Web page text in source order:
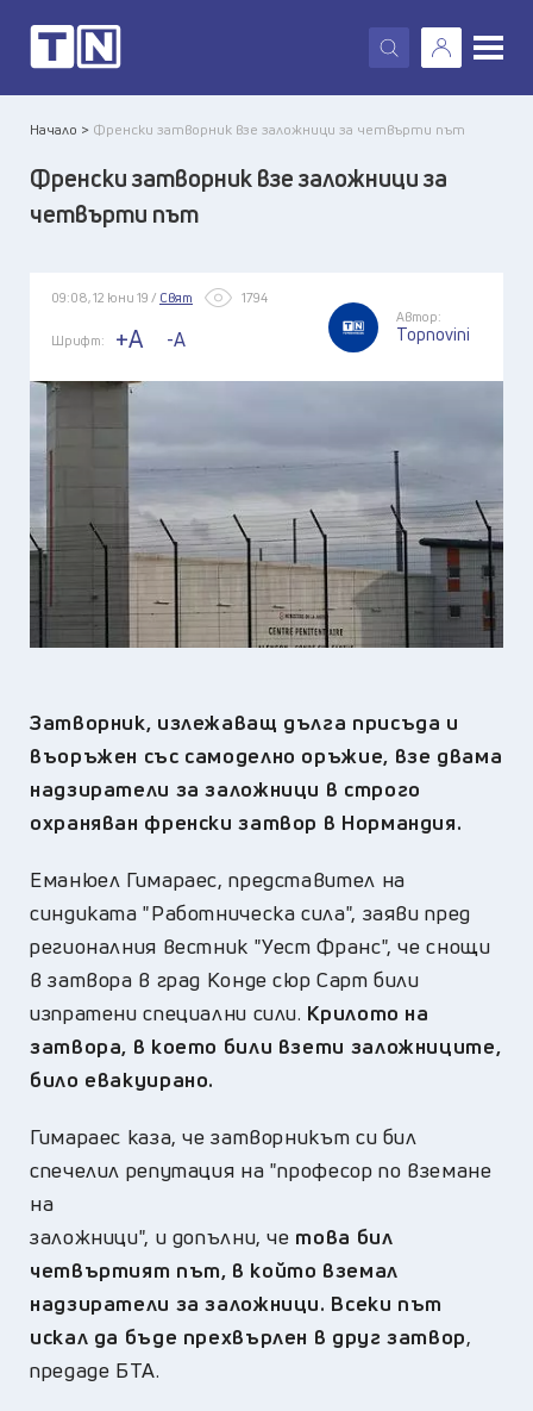
X
Начало > Френски затворник взе заложници за четвърти път
Френски затворник взе заложници за
четвърти път
09:08, 12 юни 19 / Свят 1794
Шрифт: +A -A
Автор:
Topnovini
Затворник, излежаващ дълга присъда и
въоръжен със самоделно оръжие, взе двама
надзиратели за заложници в строго
охраняван френски затвор в Нормандия.
Еманюел Гимараес, представител на
синдиката "Работническа сила", заяви пред
регионалния вестник "Уест Франс", че снощи
в затвора в град Конде сюр Сарт били
изпратени специални сили. Крилото на
затвора, в което били взети заложниците,
било евакуирано.
Гимараес каза, че затворникът си бил
спечелил репутация на "професор по вземане
на
заложници", и допълни, че това бил
четвъртият път, в който вземал
надзиратели за заложници. Всеки път
искал да бъде прехвърлен в друг затвор,
предаде БТА.